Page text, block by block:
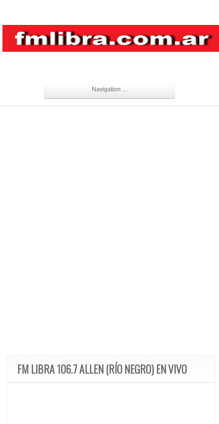
Navigation ...
FM LIBRA 106.7 ALLEN (RÍO NEGRO) EN VIVO